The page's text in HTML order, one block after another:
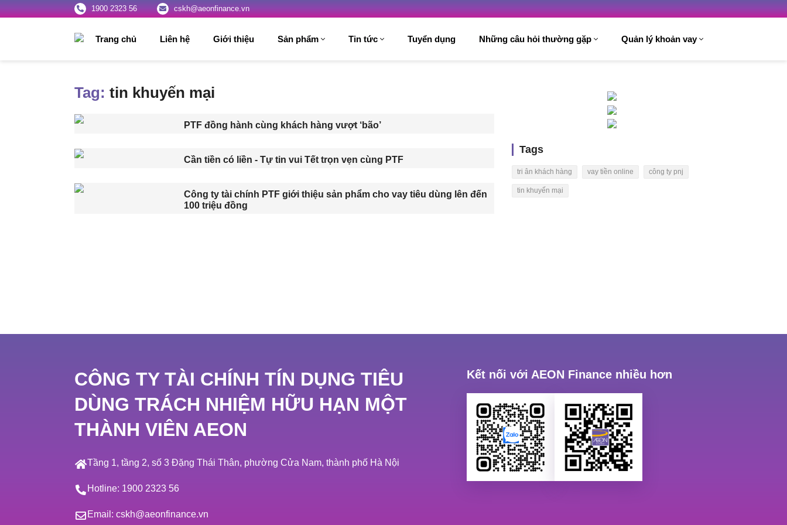
1900 2323 56 cskh@aeonfinance.vn
Trang chủ Liên hệ Giới thiệu Sản phẩm Tin tức Tuyển dụng Những câu hỏi thường gặp Quản lý khoản vay
Tag: tin khuyến mại
PTF đồng hành cùng khách hàng vượt ‘bão’
Cần tiền có liền - Tự tin vui Tết trọn vẹn cùng PTF
Công ty tài chính PTF giới thiệu sản phẩm cho vay tiêu dùng lên đến
100 triệu đồng
Tags
tri ân khách hàng vay tiền online công ty pnj
tin khuyến mại
CÔNG TY TÀI CHÍNH TÍN DỤNG TIÊU
DÙNG TRÁCH NHIỆM HỮU HẠN MỘT
THÀNH VIÊN AEON
Tầng 1, tầng 2, số 3 Đặng Thái Thân, phường Cửa Nam, thành phố Hà Nội
Hotline: 1900 2323 56
Email: cskh@aeonfinance.vn
Kết nối với AEON Finance nhiều hơn